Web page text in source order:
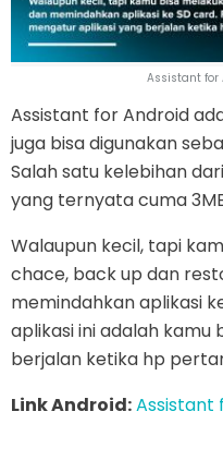
Assistant for
Assistant for Android
juga bisa digunakan
Salah satu kelebihan
yang ternyata cuma
Walaupun kecil, tapi
chace, back up dan
memindahkan aplikasi
aplikasi ini adalah kamu
berjalan ketika hp
Link Android:Assistant